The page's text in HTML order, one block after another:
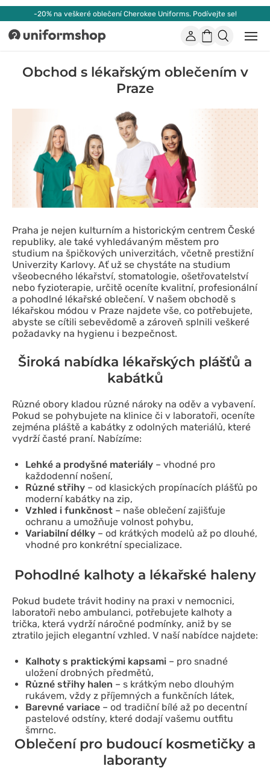
-20% na veškeré oblečení Cherokee Uniforms. Podívejte se!
Uniformshop ÚčetNákupní
Obchod s lékařským oblečením v
Praze
Praha je nejen kulturním a historickým centrem České
republiky, ale také vyhledávaným městem pro
studium na špičkových univerzitách, včetně prestižní
Univerzity Karlovy. Ať už se chystáte na studium
všeobecného lékařství, stomatologie, ošetřovatelství
nebo fyzioterapie, určitě oceníte kvalitní, profesionální
a pohodlné lékařské oblečení. V našem obchodě s
lékařskou módou v Praze najdete vše, co potřebujete,
abyste se cítili sebevědomě a zároveň splnili veškeré
požadavky na hygienu i bezpečnost.
Široká nabídka lékařských plášťů a
kabátků
Různé obory kladou různé nároky na oděv a vybavení.
Pokud se pohybujete na klinice či v laboratoři, oceníte
zejména pláště a kabátky z odolných materiálů, které
vydrží časté praní. Nabízíme:
Lehké a prodyšné materiály – vhodné pro
každodenní nošení,
Různé střihy – od klasických propínacích plášťů po
moderní kabátky na zip,
Vzhled i funkčnost – naše oblečení zajišťuje
ochranu a umožňuje volnost pohybu,
Variabilní délky – od krátkých modelů až po dlouhé,
vhodné pro konkrétní specializace.
Pohodlné kalhoty a lékařské haleny
Pokud budete trávit hodiny na praxi v nemocnici,
laboratoři nebo ambulanci, potřebujete kalhoty a
trička, která vydrží náročné podmínky, aniž by se
ztratilo jejich elegantní vzhled. V naší nabídce najdete:
Kalhoty s praktickými kapsami – pro snadné
uložení drobných předmětů,
Různé střihy halen – s krátkým nebo dlouhým
rukávem, vždy z příjemných a funkčních látek,
Barevné variace – od tradiční bílé až po decentní
pastelové odstíny, které dodají vašemu outfitu
šmrnc.
Oblečení pro budoucí kosmetičky a
laboranty